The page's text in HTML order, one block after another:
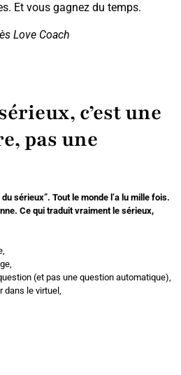
Et vous gagnez du temps.
Love Coach
c’est une
pas une
sérieux”. Tout le monde l’a lu mille fois.
Ce qui traduit vraiment le sérieux,
(et pas une question automatique),
dans le virtuel,